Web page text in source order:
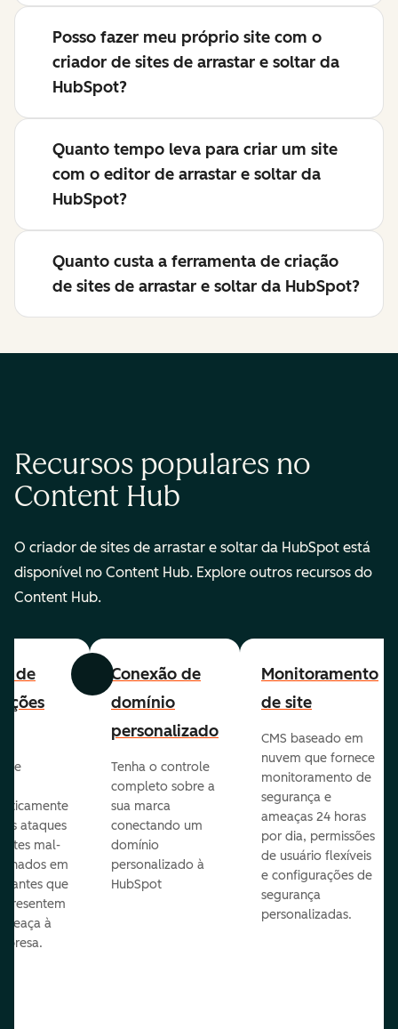
Posso fazer meu próprio site com o
criador de sites de arrastar e soltar da
HubSpot?
Quanto tempo leva para criar um site
com o editor de arrastar e soltar da
HubSpot?
Quanto custa a ferramenta de criação
de sites de arrastar e soltar da HubSpot?
Recursos populares no
Content Hub
O criador de sites de arrastar e soltar da HubSpot está
disponível no Content Hub. Explore outros recursos do
Content Hub.
Anterior Avançar
de
e
ataques
mal-
em
antes que
à
Conexão de
domínio
personalizado
Tenha o controle
completo sobre a
sua marca
conectando um
domínio
personalizado à
HubSpot
Monitoramento
de site
CMS baseado em
nuvem que fornece
monitoramento de
segurança e
ameaças 24 horas
por dia, permissões
de usuário flexíveis
e configurações de
segurança
personalizadas.